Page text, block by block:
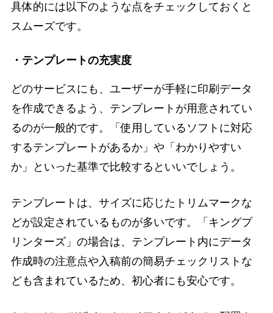
具体的には以下のような点をチェックしておくと
スムーズです。
・テンプレートの充実度
どのサービスにも、ユーザーが手軽に印刷データ
を作成できるよう、テンプレートが用意されてい
るのが一般的です。「使用しているソフトに対応
するテンプレートがあるか」や「わかりやすい
か」といった基準で比較するといいでしょう。
テンプレートは、サイズに応じたトリムマークな
どが設定されているものが多いです。「キングプ
リンターズ」の場合は、テンプレート内にデータ
作成時の注意点や入稿前の簡易チェックリストな
ども含まれているため、初心者にも安心です。